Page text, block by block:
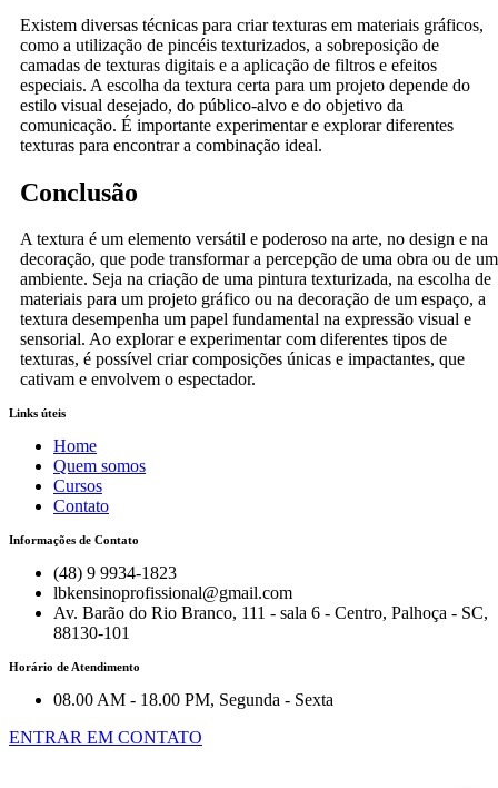
Existem diversas técnicas para criar texturas em materiais gráficos,
como a utilização de pincéis texturizados, a sobreposição de
camadas de texturas digitais e a aplicação de filtros e efeitos
especiais. A escolha da textura certa para um projeto depende do
estilo visual desejado, do público-alvo e do objetivo da
comunicação. É importante experimentar e explorar diferentes
texturas para encontrar a combinação ideal.
Conclusão
A textura é um elemento versátil e poderoso na arte, no design e na
decoração, que pode transformar a percepção de uma obra ou de um
ambiente. Seja na criação de uma pintura texturizada, na escolha de
materiais para um projeto gráfico ou na decoração de um espaço, a
textura desempenha um papel fundamental na expressão visual e
sensorial. Ao explorar e experimentar com diferentes tipos de
texturas, é possível criar composições únicas e impactantes, que
cativam e envolvem o espectador.
Links úteis
Home
Quem somos
Cursos
Contato
Informações de Contato
(48) 9 9934-1823
lbkensinoprofissional@gmail.com
Av. Barão do Rio Branco, 111 - sala 6 - Centro, Palhoça - SC,
88130-101
Horário de Atendimento
08.00 AM - 18.00 PM, Segunda - Sexta
ENTRAR EM CONTATO